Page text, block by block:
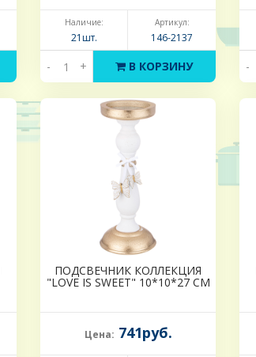
Наличие:
21шт.
Артикул:
146-2137
- + В КОРЗИНУ -
ПОДСВЕЧНИК КОЛЛЕКЦИЯ
"LOVE IS SWEET" 10*10*27 СМ
Цена: 741руб.